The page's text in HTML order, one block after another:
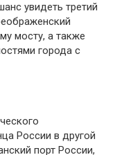
увидеть третий
мосту, а также
города с
России в другой
порт России,